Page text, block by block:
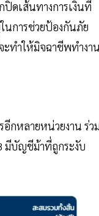
ดเส้นทางการเงินที่
นการช่วยป้องกันภัย
ะทำให้มิจฉาชีพทำงา
กหลายหน่วยงาน ร่ว
มีบัญชีม้าที่ถูกระงับ